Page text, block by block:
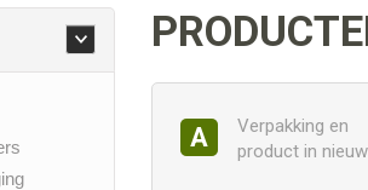
A
Verpakking en
product in